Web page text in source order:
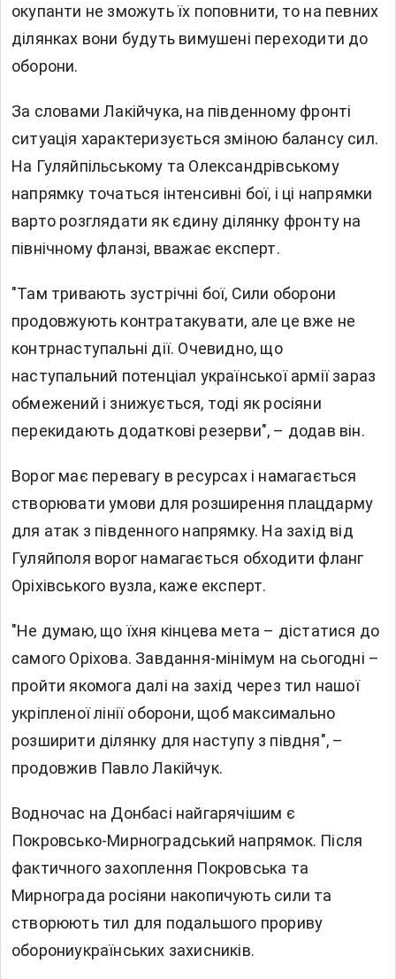
окупанти не зможуть їх поповнити, то на певних
ділянках вони будуть вимушені переходити до
оборони.
За словами Лакійчука, на південному фронті
ситуація характеризується зміною балансу сил.
На Гуляйпільському та Олександрівському
напрямку точаться інтенсивні бої, і ці напрямки
варто розглядати як єдину ділянку фронту на
північному фланзі, вважає експерт.
"Там тривають зустрічні бої, Сили оборони
продовжують контратакувати, але це вже не
контрнаступальні дії. Очевидно, що
наступальний потенціал української армії зараз
обмежений і знижується, тоді як росіяни
перекидають додаткові резерви", – додав він.
Ворог має перевагу в ресурсах і намагається
створювати умови для розширення плацдарму
для атак з південного напрямку. На захід від
Гуляйполя ворог намагається обходити фланг
Оріхівського вузла, каже експерт.
"Не думаю, що їхня кінцева мета – дістатися до
самого Оріхова. Завдання-мінімум на сьогодні –
пройти якомога далі на захід через тил нашої
укріпленої лінії оборони, щоб максимально
розширити ділянку для наступу з півдня", –
продовжив Павло Лакійчук.
Водночас на Донбасі найгарячішим є
Покровсько-Мирноградський напрямок. Після
фактичного захоплення Покровська та
Мирнограда росіяни накопичують сили та
створюють тил для подальшого прориву
оборониукраїнських захисників.